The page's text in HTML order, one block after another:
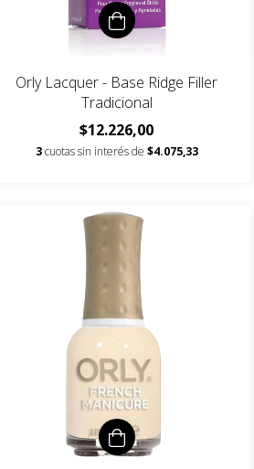
Orly Lacquer - Base Ridge Filler
Tradicional
$12.226,00
3cuotas sin interés de $4.075,33